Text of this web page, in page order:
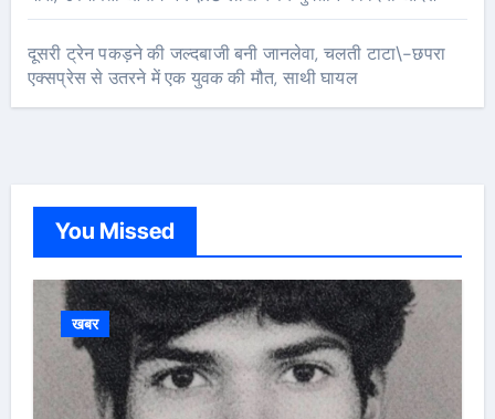
दूसरी ट्रेन पकड़ने की जल्दबाजी बनी जानलेवा, चलती टाटा\-छपरा
एक्सप्रेस से उतरने में एक युवक की मौत, साथी घायल
You Missed
खबर